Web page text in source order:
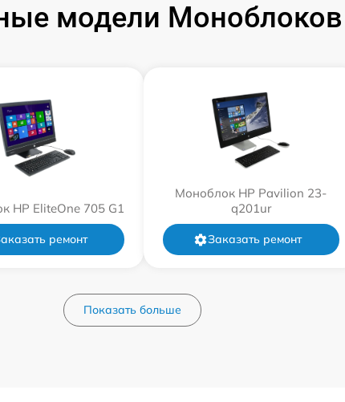
модели Моноблоков
HP EliteOne 705 G1
ремонт
Моноблок HP Pavilion 23-
q201ur
Заказать ремонт
Показать больше